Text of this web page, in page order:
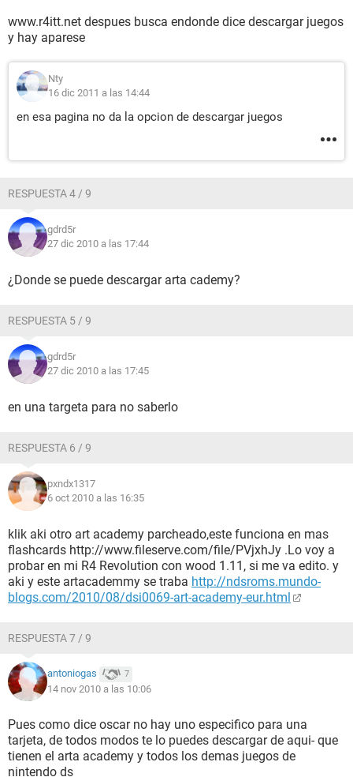
www.r4itt.net despues busca endonde dice descargar juegos
y hay aparese
Nty
16 dic 2011 a las 14:44
en esa pagina no da la opcion de descargar juegos
RESPUESTA 4 / 9
gdrd5r
27 dic 2010 a las 17:44
¿Donde se puede descargar arta cademy?
RESPUESTA 5 / 9
gdrd5r
27 dic 2010 a las 17:45
en una targeta para no saberlo
RESPUESTA 6 / 9
pxndx1317
6 oct 2010 a las 16:35
klik aki otro art academy parcheado,este funciona en mas
flashcards http://www.fileserve.com/file/PVjxhJy .Lo voy a
probar en mi R4 Revolution con wood 1.11, si me va edito. y
aki y este artacademmy se traba http://ndsroms.mundo-
blogs.com/2010/08/dsi0069-art-academy-eur.html
RESPUESTA 7 / 9
antoniogas 7
14 nov 2010 a las 10:06
Pues como dice oscar no hay uno especifico para una
tarjeta, de todos modos te lo puedes descargar de aqui- que
tienen el arta academy y todos los demas juegos de
nintendo ds